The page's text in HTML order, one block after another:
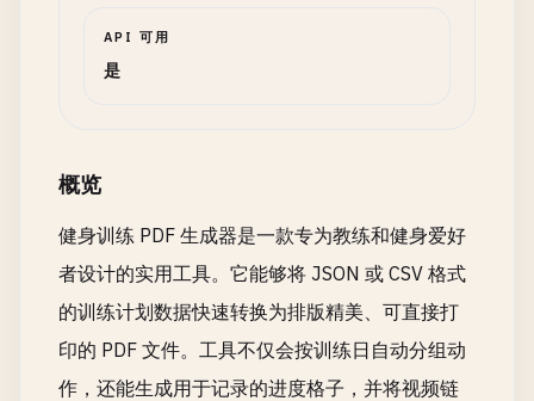
API 可用
是
概览
健身训练 PDF 生成器是一款专为教练和健身爱好
者设计的实用工具。它能够将 JSON 或 CSV 格式
的训练计划数据快速转换为排版精美、可直接打
印的 PDF 文件。工具不仅会按训练日自动分组动
作，还能生成用于记录的进度格子，并将视频链